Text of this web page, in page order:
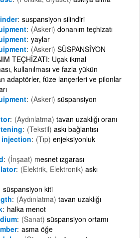
suspansiyon silindiri
(Askeri) donanım teçhizatı
yaylar
(Askeri) SÜSPANSİYON
TEÇHİZATI: Uçak ikmal
kullanılması ve fazla yükün
adaptörler, füze lançerleri ve pilonlar
(Askeri) süspansiyon
(Aydınlatma) tavan uzaklığı oranı
(Tekstil) askı bağlantısı
(Tıp) enjeksiyonluk
(İnşaat) mesnet ızgarası
(Elektrik, Elektronik) askı
süspansiyon kiti
(Aydınlatma) tavan uzaklığı
halka menot
(Sanat) süspansiyon ortamı
asma öğe